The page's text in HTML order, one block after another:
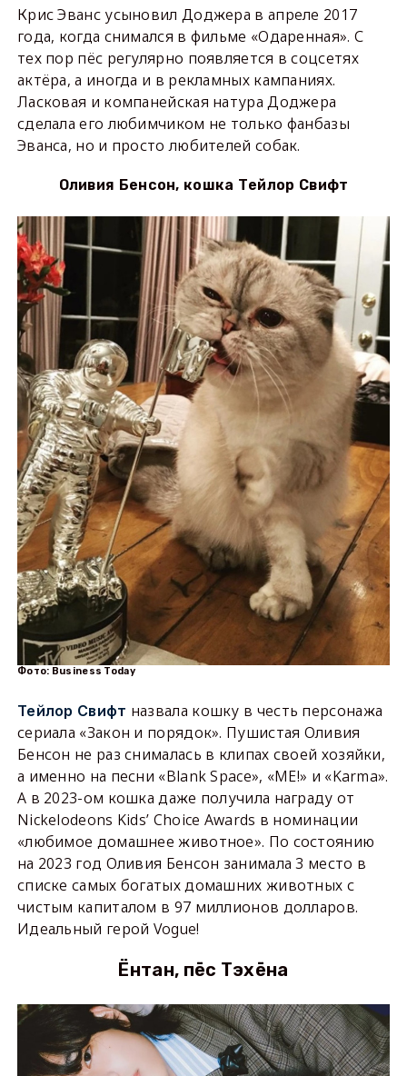
Крис Эванс усыновил Доджера в апреле 2017
года, когда снимался в фильме «Одаренная». С
тех пор пёс регулярно появляется в соцсетях
актёра, а иногда и в рекламных кампаниях.
Ласковая и компанейская натура Доджера
сделала его любимчиком не только фанбазы
Эванса, но и просто любителей собак.
Оливия Бенсон, кошка Тейлор Свифт
Фото: Business Today
Тейлор Свифт назвала кошку в честь персонажа
сериала «Закон и порядок». Пушистая Оливия
Бенсон не раз снималась в клипах своей хозяйки,
а именно на песни «Blank Space», «ME!» и «Karma».
А в 2023-ом кошка даже получила награду от
Nickelodeons Kids’ Choice Awards в номинации
«любимое домашнее животное». По состоянию
на 2023 год Оливия Бенсон занимала 3 место в
списке самых богатых домашних животных с
чистым капиталом в 97 миллионов долларов.
Идеальный герой Vogue!
Ёнтан, пёс Тэхёна